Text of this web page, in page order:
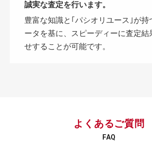
誠実な査定を行います。
豊富な知識と｢パシオリユース｣が持
ータを基に、スピーディーに査定結
せすることが可能です。
よくあるご質問
FAQ